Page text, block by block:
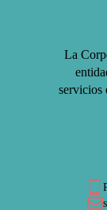
La
servicios